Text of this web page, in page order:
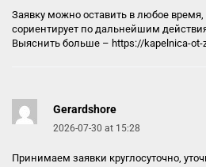
Заявку можно оставить в любое
сориентирует по дальнейшим
Выяснить больше – https://kapelnica-ot-
Gerardshore
2026-07-30 at 15:28
Принимаем заявки круглосуточно,